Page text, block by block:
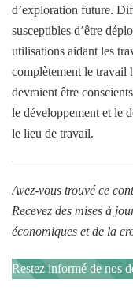
d’exploration future.
susceptibles d’être
utilisations aidant les
complètement le travail
devraient être
le développement et le
le lieu de travail.
Avez-vous trouvé ce
Recevez des mises à
économiques et de la
Restez informé de nos